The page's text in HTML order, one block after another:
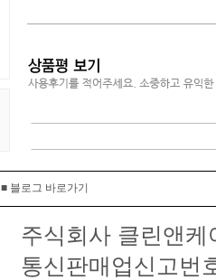
■ 블로그 바로가기
주식회사 클린앤
통신판매업신고번